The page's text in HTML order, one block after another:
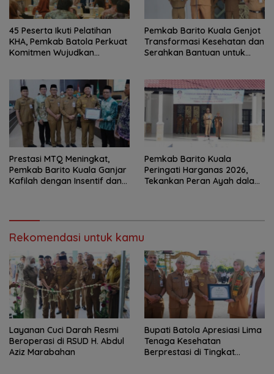
45 Peserta Ikuti Pelatihan
KHA, Pemkab Batola Perkuat
Komitmen Wujudkan
Pemkab Barito Kuala Genjot
Transformasi Kesehatan dan
Serahkan Bantuan untuk
Prestasi MTQ Meningkat,
Pemkab Barito Kuala Ganjar
Kafilah dengan Insentif dan
Pemkab Barito Kuala
Peringati Harganas 2026,
Tekankan Peran Ayah dalam
Rekomendasi untuk kamu
Layanan Cuci Darah Resmi
Beroperasi di RSUD H. Abdul
Aziz Marabahan
Bupati Batola Apresiasi Lima
Tenaga Kesehatan
Berprestasi di Tingkat